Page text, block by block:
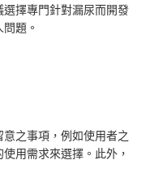
擇專門針對漏尿而開發
題。
之事項，例如使用者之
用需求來選擇。此外，